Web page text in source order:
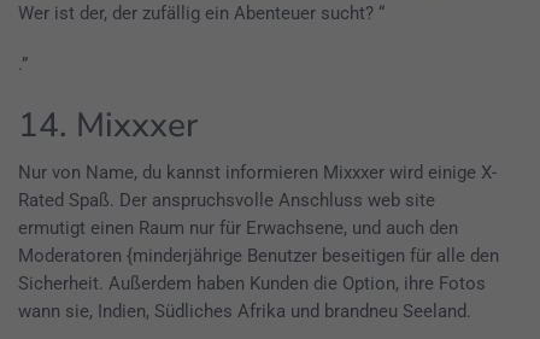
Wer ist der, der zufällig ein Abenteuer sucht? “
.”
14. Mixxxer
Nur von Name, du kannst informieren Mixxxer wird einige X-
Rated Spaß. Der anspruchsvolle Anschluss web site
ermutigt einen Raum nur für Erwachsene, und auch den
Moderatoren {minderjährige Benutzer beseitigen für alle den
Sicherheit. Außerdem haben Kunden die Option, ihre Fotos
wann sie, Indien, Südliches Afrika und brandneu Seeland.